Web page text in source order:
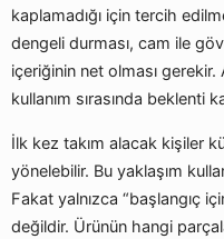
kaplamadığı için tercih
dengeli durması, cam ile
içeriğinin net olması
kullanım sırasında beklenti
İlk kez takım alacak kişiler
yönelebilir. Bu yaklaşım
Fakat yalnızca “başlangıç
değildir. Ürünün hangi